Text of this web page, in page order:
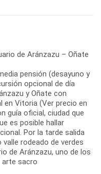
de Aránzazu – Oñate
pensión (desayuno y
opcional de día
y Oñate con
en Vitoria (Ver precio en
guía oficial, ciudad que
es posible hallar
Por la tarde salida
rodeado de verdes
de Aránzazu, uno de los
arte sacro